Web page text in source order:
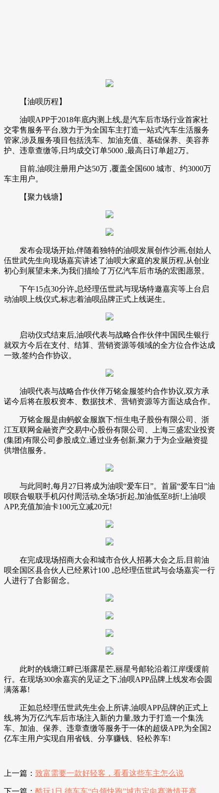
【油呗历程】
油呗APP于2018年底内测上线,是汽车后市场行业首家社
交零售服务平台,致力于为全国车主打造一站式汽车生活服务
管家,涉及服务项目包括洗车、加油充值、基础保养、美容养
护、违章查缴等,日均成交订单5000 ,最高日订单超2万。
目前,油呗注册用户达50万 ,覆盖全国600 城市、约3000万
车主用户。
【聚力钱塘】
发布会现场开始,伴随着独特的油呗发展创作沙画,创始人
伍世武先生向现场嘉宾讲述了油呗大家庭的发展历程,从创业
初心到展望未来,为我们描绘了万亿汽车后市场的宏图愿景。
下午15点30分许,总经理伍世武与现场特邀嘉宾等上台启
动油呗上线仪式,标志着油呗品牌正式上线诞生。
启动仪式结束后,油呗代表与战略合作伙伴中国民生银行
就双方今后在支付、结算、营销资源等领域的全方位合作达成
一致,签约合作协议。
油呗代表与战略合作伙伴万铭金服签约合作协议,双方承
诺今后将在股权资本、数据技术、营销资源等方面达成合作。
万铭金服是由蚂蚁金服旗下:恒生电子股份有限公司、浙
江互联网金融资产交易中心股份有限公司、上海三盛宏业投资
(集团)有限公司参股成立,通过业务创新,聚力于为企业融资提
供增信服务。
与此同时,每月27日将成为油呗“爱车日”。首届“爱车日”油
呗联合银联手机闪付周活动,全场5折起,加油低至8折!上油呗
APP,充值加油卡100元立减20元!
在完成现场招商大会和城市合伙人招募大会之后,目前油
呗全国区县合伙人已经累计100 ,总经理伍世武与会场嘉宾一行
人进行了合影留念。
此时的钱塘江畔已渐露星芒,丽星号邮轮沿着江岸缓缓前
行。在现场300余嘉宾的见证之下,油呗APP品牌上线发布会圆
满落幕!
正如总经理伍世武先生会上所讲,油呗APP品牌的正式上
线,将为万亿汽车后市场注入新的力量,致力于打造一个集洗
车、加油、保养、违章查缴等服务于一体的超级APP,为全国2
亿车主用户实现自用省钱、分享赚钱、轻松养车!
上一篇： 致富需要一款好轻客，看看这些车主怎么说
下一篇： 酷玩1日 德车车“白领快跑”城市定向赛激情开赛